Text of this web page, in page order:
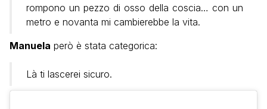
rompono un pezzo di osso della coscia… con un
metro e novanta mi cambierebbe la vita.
Manuela però è stata categorica:
Là ti lascerei sicuro.